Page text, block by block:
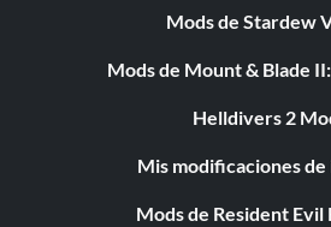
Mods de Stardew
Mods de Mount & Blade
Helldivers 2
Mis modificaciones
Mods de Resident Evil